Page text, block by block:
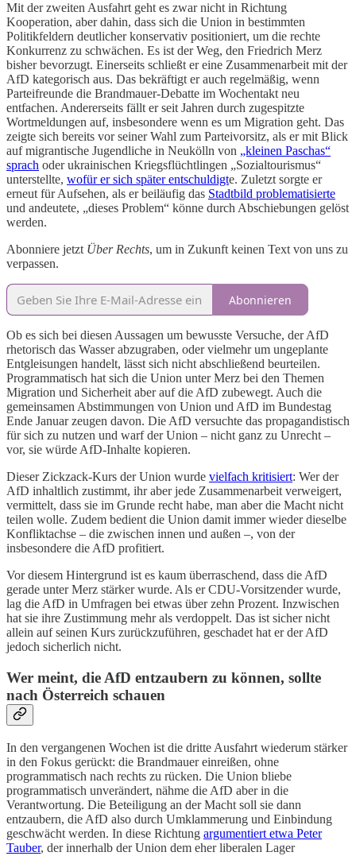
Mit der zweiten Ausfahrt geht es zwar nicht in Richtung
Kooperation, aber dahin, dass sich die Union in bestimmten
Politikfeldern deutlicher konservativ positioniert, um die rechte
Konkurrenz zu schwächen. Es ist der Weg, den Friedrich Merz
bisher bevorzugt. Einerseits schließt er eine Zusammenarbeit mit der
AfD kategorisch aus. Das bekräftigt er auch regelmäßig, wenn
Parteifreunde die Brandmauer-Debatte im Wochentakt neu
entfachen. Andererseits fällt er seit Jahren durch zugespitzte
Wortmeldungen auf, insbesondere wenn es um Migration geht. Das
zeigte sich bereits vor seiner Wahl zum Parteivorsitz, als er mit Blick
auf migrantische Jugendliche in Neukölln von „kleinen Paschas“
sprach oder ukrainischen Kriegsflüchtlingen „Sozialtourismus“
unterstellte, wofür er sich später entschuldigte. Zuletzt sorgte er
erneut für Aufsehen, als er beiläufig das Stadtbild problematisierte
und andeutete, „dieses Problem“ könne durch Abschiebungen gelöst
werden.
Abonniere jetzt Über Rechts, um in Zukunft keinen Text von uns zu
verpassen.
Abonnieren
Ob es sich bei diesen Aussagen um bewusste Versuche, der AfD
rhetorisch das Wasser abzugraben, oder vielmehr um ungeplante
Entgleisungen handelt, lässt sich nicht abschließend beurteilen.
Programmatisch hat sich die Union unter Merz bei den Themen
Migration und Sicherheit aber auf die AfD zubewegt. Auch die
gemeinsamen Abstimmungen von Union und AfD im Bundestag
Ende Januar zeugen davon. Die AfD versuchte das propagandistisch
für sich zu nutzen und warf der Union – nicht ganz zu Unrecht –
vor, sie würde AfD-Inhalte kopieren.
Dieser Zickzack-Kurs der Union wurde vielfach kritisiert: Wer der
AfD inhaltlich zustimmt, ihr aber jede Zusammenarbeit verweigert,
vermittelt, dass sie im Grunde recht habe, man aber die Macht nicht
teilen wolle. Zudem bedient die Union damit immer wieder dieselbe
Konfliktachse – die zwischen innen und außen –, von der
insbesondere die AfD profitiert.
Vor diesem Hintergrund ist es kaum überraschend, dass die AfD
gerade unter Merz stärker wurde. Als er CDU-Vorsitzender wurde,
lag die AfD in Umfragen bei etwas über zehn Prozent. Inzwischen
hat sie ihre Zustimmung mehr als verdoppelt. Das ist sicher nicht
allein auf seinen Kurs zurückzuführen, geschadet hat er der AfD
jedoch sicherlich nicht.
Wer meint, die AfD entzaubern zu können, sollte
nach Österreich schauen
In den vergangenen Wochen ist die dritte Ausfahrt wiederum stärker
in den Fokus gerückt: die Brandmauer einreißen, ohne
programmatisch nach rechts zu rücken. Die Union bliebe
programmatisch unverändert, nähme die AfD aber in die
Verantwortung. Die Beteiligung an der Macht soll sie dann
entzaubern, die AfD also durch Umklammerung und Einbindung
geschwächt werden. In diese Richtung argumentiert etwa Peter
Tauber, der innerhalb der Union dem eher liberalen Lager